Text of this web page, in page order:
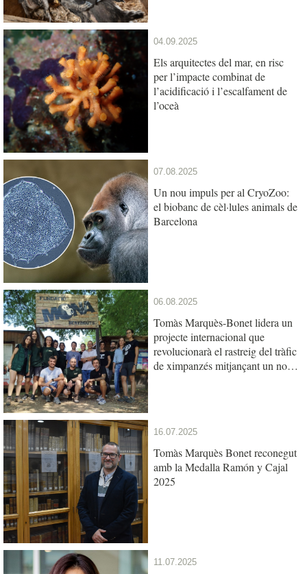
04.09.2025
Els arquitectes del mar, en risc
per l’impacte combinat de
l’acidificació i l’escalfament de
l’oceà
07.08.2025
Un nou impuls per al CryoZoo:
el biobanc de cèl·lules animals de
Barcelona
06.08.2025
Tomàs Marquès-Bonet lidera un
projecte internacional que
revolucionarà el rastreig del tràfic
de ximpanzés mitjançant un nou
16.07.2025
Tomàs Marquès Bonet reconegut
amb la Medalla Ramón y Cajal
2025
11.07.2025